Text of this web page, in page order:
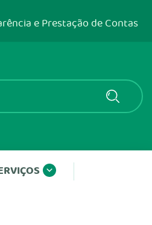
e Prestação de Contas